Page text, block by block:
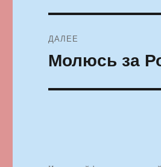
ДАЛЕЕ
Следующая
Молюсь за